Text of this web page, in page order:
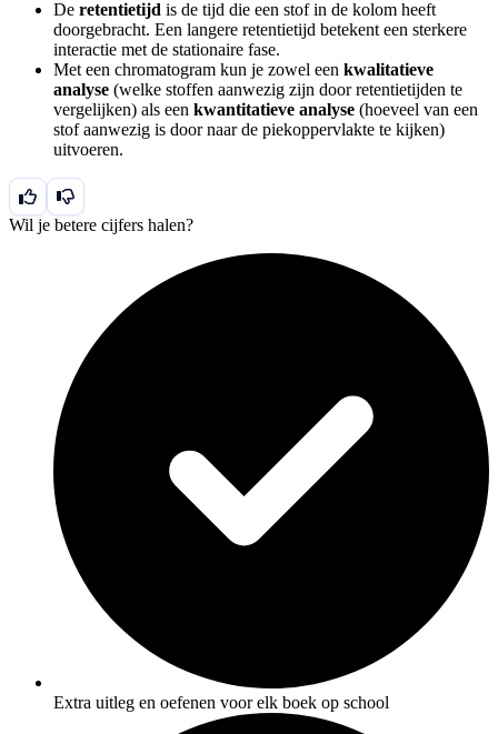
De retentietijd is de tijd die een stof in de kolom heeft
doorgebracht. Een langere retentietijd betekent een sterkere
interactie met de stationaire fase.
Met een chromatogram kun je zowel een kwalitatieve
analyse (welke stoffen aanwezig zijn door retentietijden te
vergelijken) als een kwantitatieve analyse (hoeveel van een
stof aanwezig is door naar de piekoppervlakte te kijken)
uitvoeren.
Wil je betere cijfers halen?
Extra uitleg en oefenen voor elk boek op school